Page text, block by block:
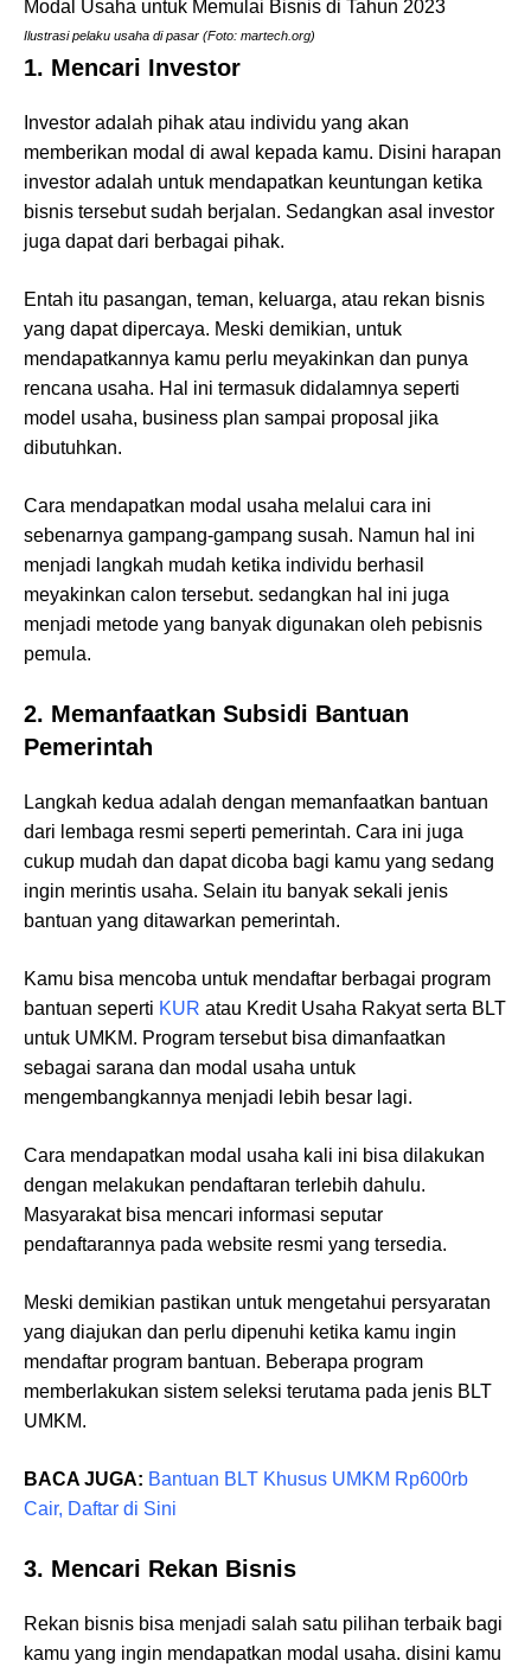
Ilustrasi pelaku usaha di pasar (Foto: martech.org)
1. Mencari Investor
Investor adalah pihak atau individu yang akan
memberikan modal di awal kepada kamu. Disini harapan
investor adalah untuk mendapatkan keuntungan ketika
bisnis tersebut sudah berjalan. Sedangkan asal investor
juga dapat dari berbagai pihak.
Entah itu pasangan, teman, keluarga, atau rekan bisnis
yang dapat dipercaya. Meski demikian, untuk
mendapatkannya kamu perlu meyakinkan dan punya
rencana usaha. Hal ini termasuk didalamnya seperti
model usaha, business plan sampai proposal jika
dibutuhkan.
Cara mendapatkan modal usaha melalui cara ini
sebenarnya gampang-gampang susah. Namun hal ini
menjadi langkah mudah ketika individu berhasil
meyakinkan calon tersebut. sedangkan hal ini juga
menjadi metode yang banyak digunakan oleh pebisnis
pemula.
2. Memanfaatkan Subsidi Bantuan
Pemerintah
Langkah kedua adalah dengan memanfaatkan bantuan
dari lembaga resmi seperti pemerintah. Cara ini juga
cukup mudah dan dapat dicoba bagi kamu yang sedang
ingin merintis usaha. Selain itu banyak sekali jenis
bantuan yang ditawarkan pemerintah.
Kamu bisa mencoba untuk mendaftar berbagai program
bantuan seperti KUR atau Kredit Usaha Rakyat serta BLT
untuk UMKM. Program tersebut bisa dimanfaatkan
sebagai sarana dan modal usaha untuk
mengembangkannya menjadi lebih besar lagi.
Cara mendapatkan modal usaha kali ini bisa dilakukan
dengan melakukan pendaftaran terlebih dahulu.
Masyarakat bisa mencari informasi seputar
pendaftarannya pada website resmi yang tersedia.
Meski demikian pastikan untuk mengetahui persyaratan
yang diajukan dan perlu dipenuhi ketika kamu ingin
mendaftar program bantuan. Beberapa program
memberlakukan sistem seleksi terutama pada jenis BLT
UMKM.
BACA JUGA: Bantuan BLT Khusus UMKM Rp600rb
Cair, Daftar di Sini
3. Mencari Rekan Bisnis
Rekan bisnis bisa menjadi salah satu pilihan terbaik bagi
kamu yang ingin mendapatkan modal usaha. disini kamu